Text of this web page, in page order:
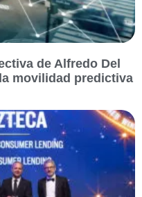
de Alfredo Del
movilidad predictiva